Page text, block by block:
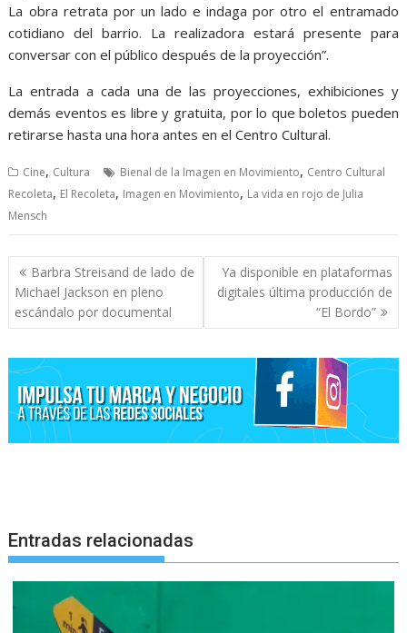
La obra retrata por un lado e indaga por otro el entramado
cotidiano del barrio. La realizadora estará presente para
conversar con el público después de la proyección”.
La entrada a cada una de las proyecciones, exhibiciones y
demás eventos es libre y gratuita, por lo que boletos pueden
retirarse hasta una hora antes en el Centro Cultural.
Cine, Cultura Bienal de la Imagen en Movimiento, Centro Cultural
Recoleta, El Recoleta, Imagen en Movimiento, La vida en rojo de Julia
Mensch
Navegación
de
entradas
Barbra Streisand de lado de
Michael Jackson en pleno
escándalo por documental
Ya disponible en plataformas
digitales última producción de
“El Bordo”
Entradas relacionadas